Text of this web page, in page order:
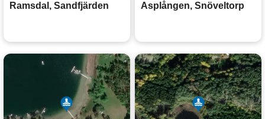
Ramsdal, Sandfjärden Asplången, Snöveltorp